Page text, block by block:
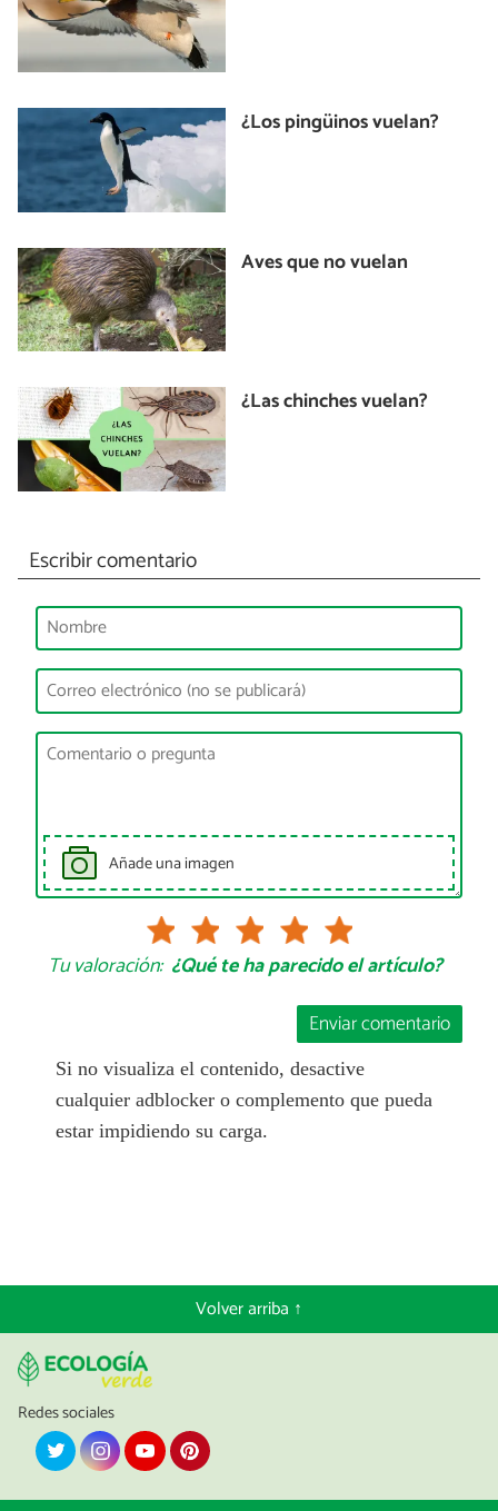
¿Los pingüinos vuelan?
Aves que no vuelan
¿Las chinches vuelan?
Escribir comentario
Añade una imagen
Tu valoración: ¿Qué te ha parecido el artículo?
Enviar comentario
Si no visualiza el contenido, desactive
cualquier adblocker o complemento que pueda
estar impidiendo su carga.
Volver arriba ↑
Redes sociales